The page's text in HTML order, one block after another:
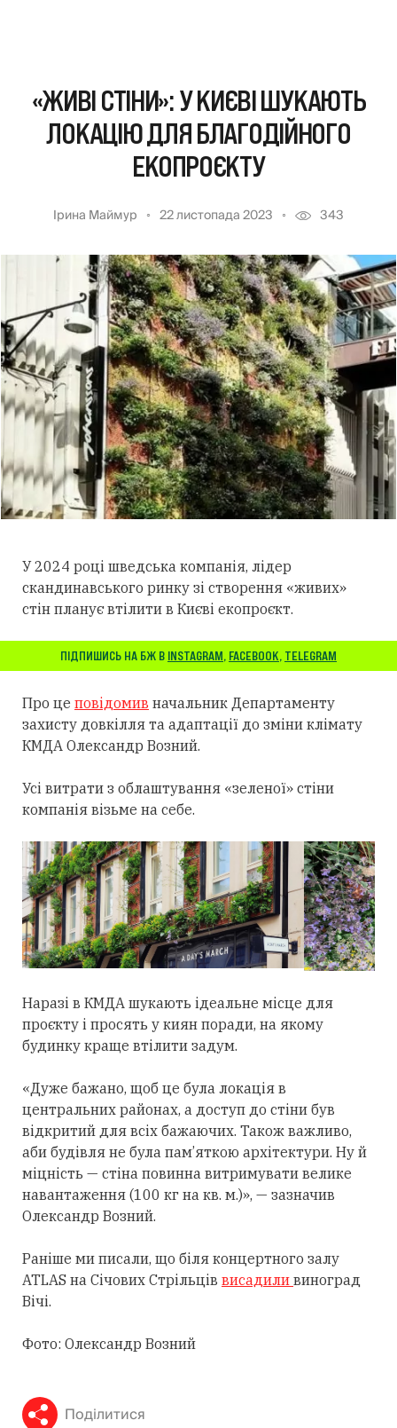
«ЖИВІ СТІНИ»: У КИЄВІ ШУКАЮТЬ
ЛОКАЦІЮ ДЛЯ БЛАГОДІЙНОГО
ЕКОПРОЄКТУ
Ірина Маймур 22 листопада 2023 343
У 2024 році шведська компанія, лідер
скандинавського ринку зі створення «живих»
стін планує втілити в Києві екопроєкт.
ПІДПИШИСЬ НА БЖ В INSTAGRAM, FACEBOOK, TELEGRAM
Про це повідомив начальник Департаменту
захисту довкілля та адаптації до зміни клімату
КМДА Олександр Возний.
Усі витрати з облаштування «зеленої» стіни
компанія візьме на себе.
Наразі в КМДА шукають ідеальне місце для
проєкту і просять у киян поради, на якому
будинку краще втілити задум.
«Дуже бажано, щоб це була локація в
центральних районах, а доступ до стіни був
відкритий для всіх бажаючих. Також важливо,
аби будівля не була пам’яткою архітектури. Ну й
міцність — стіна повинна витримувати велике
навантаження (100 кг на кв. м.)», — зазначив
Олександр Возний.
Раніше ми писали, що біля концертного залу
ATLAS на Січових Стрільців висадили виноград
Вічі.
Фото: Олександр Возний
Поділитися